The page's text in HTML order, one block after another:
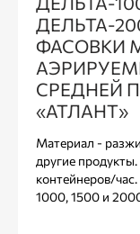
ДЕЛЬТА-
ФАСОВКИ
СРЕДНЕЙ
«АТЛАНТ»
Материал -
другие
контейнеров/
1000, 1500 и